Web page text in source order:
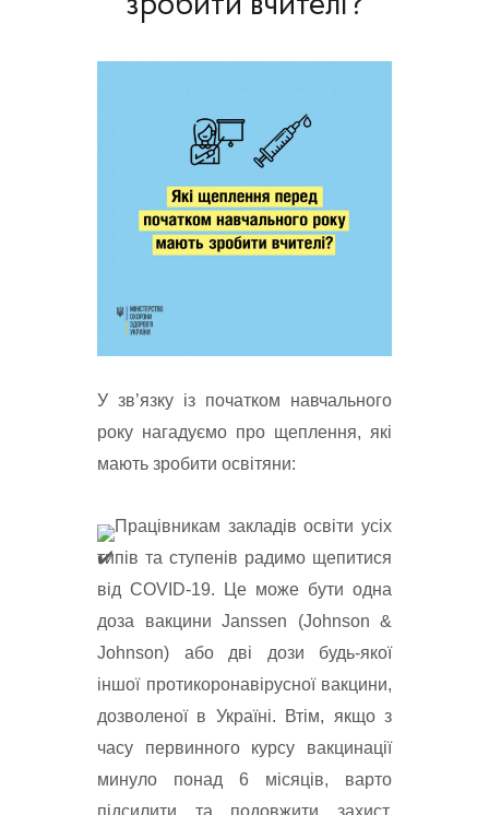
У зв’язку із початком навчального
року нагадуємо про щеплення, які
мають зробити освітяни:
Працівникам закладів освіти усіх
типів та ступенів радимо щепитися
від COVID-19. Це може бути одна
доза вакцини Janssen (Johnson &
Johnson) або дві дози будь-якої
іншої протикоронавірусної вакцини,
дозволеної в Україні. Втім, якщо з
часу первинного курсу вакцинації
минуло понад 6 місяців, варто